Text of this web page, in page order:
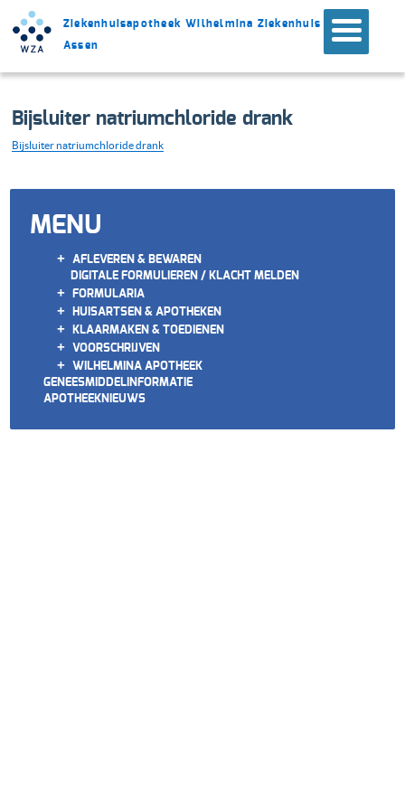
Ziekenhuisapotheek Wilhelmina Ziekenhuis
Assen
Bijsluiter natriumchloride drank
Bijsluiter natriumchloride drank
MENU
+ AFLEVEREN & BEWAREN
DIGITALE FORMULIEREN / KLACHT MELDEN
+ FORMULARIA
+ HUISARTSEN & APOTHEKEN
+ KLAARMAKEN & TOEDIENEN
+ VOORSCHRIJVEN
+ WILHELMINA APOTHEEK
GENEESMIDDELINFORMATIE
APOTHEEKNIEUWS